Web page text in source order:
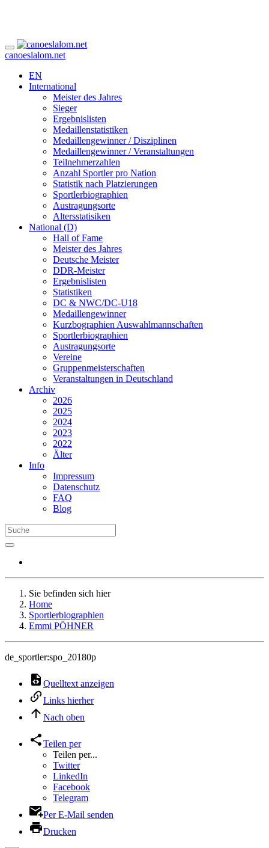
canoeslalom.net
EN
International
Meister des Jahres
Sieger
Ergebnislisten
Medaillenstatistiken
Medaillengewinner / Disziplinen
Medaillengewinner / Veranstaltungen
Teilnehmerzahlen
Anzahl Sportler pro Nation
Statistik nach Platzierungen
Sportlerbiographien
Austragungsorte
Altersstatisiken
National (D)
Hall of Fame
Meister des Jahres
Deutsche Meister
DDR-Meister
Ergebnislisten
Statistiken
DC & NWC/DC-U18
Medaillengewinner
Kurzbographien Auswahlmannschaften
Sportlerbiographien
Austragungsorte
Vereine
Gruppenmeisterschaften
Veranstaltungen in Deutschland
Archiv
2026
2025
2024
2023
2022
Älter
Info
Impressum
Datenschutz
FAQ
Blog
Sie befinden sich hier
Home
Sportlerbiographien
Emmi PÖHNER
de_sportler:spo_20180p
Quelltext anzeigen
Links hierher
Nach oben
Teilen per
Teilen per...
Twitter
LinkedIn
Facebook
Telegram
Per E-Mail senden
Drucken